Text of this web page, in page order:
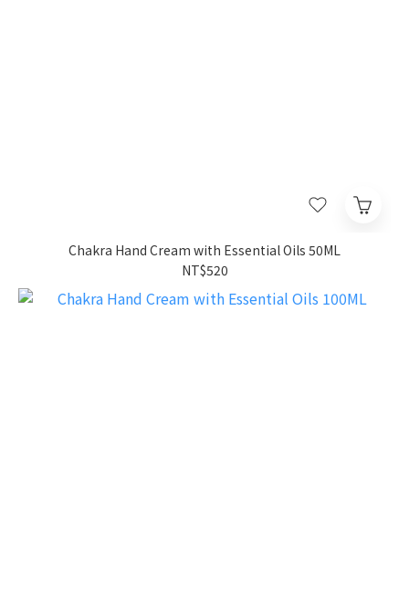
Chakra Hand Cream with Essential Oils 50ML
NT$520